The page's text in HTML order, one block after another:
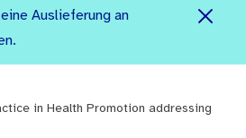
Auslieferung an
in Health Promotion addressing